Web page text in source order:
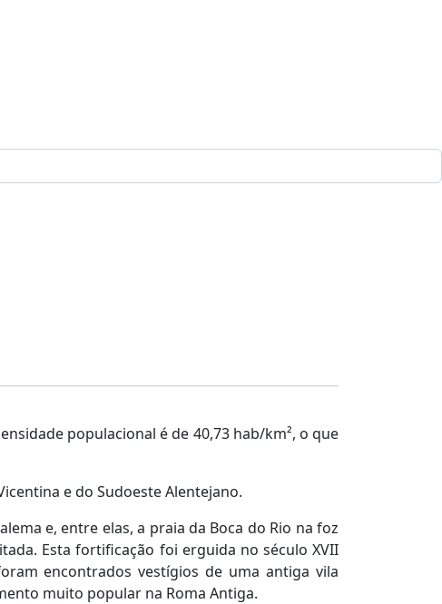
populacional é de 40,73 hab/km², o que
e do Sudoeste Alentejano.
e, entre elas, a praia da Boca do Rio na foz
Esta fortificação foi erguida no século XVII
encontrados vestígios de uma antiga vila
muito popular na Roma Antiga.